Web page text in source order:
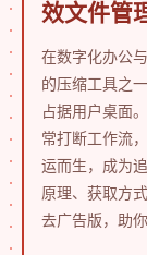
效文件管
在数字化办公
的压缩工具之
占据用户桌面
常打断工作流
运而生，成为
原理、获取方
去广告版，助